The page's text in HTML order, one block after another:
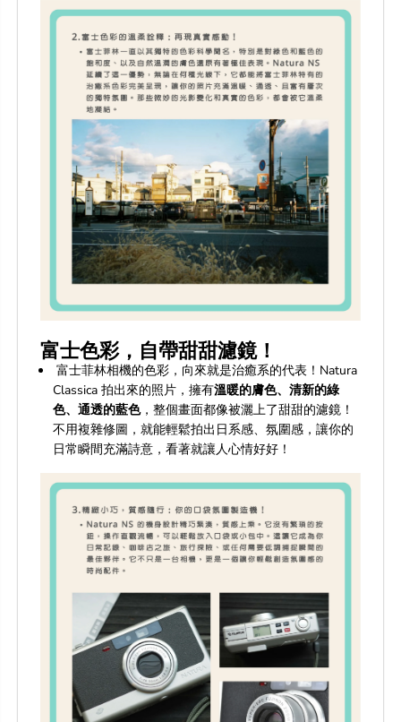
富士色彩，自帶甜甜濾鏡！
富士菲林相機的色彩，向來就是治癒系的代表！Natura
Classica 拍出來的照片，擁有溫暖的膚色、清新的綠
色、通透的藍色，整個畫面都像被灑上了甜甜的濾鏡！
不用複雜修圖，就能輕鬆拍出日系感、氛圍感，讓你的
日常瞬間充滿詩意，看著就讓人心情好好！